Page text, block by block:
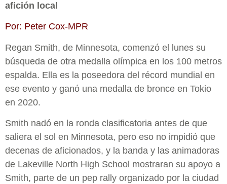
afición local
Por: Peter Cox-MPR
Regan Smith, de Minnesota, comenzó el lunes su
búsqueda de otra medalla olímpica en los 100 metros
espalda. Ella es la poseedora del récord mundial en
ese evento y ganó una medalla de bronce en Tokio
en 2020.
Smith nadó en la ronda clasificatoria antes de que
saliera el sol en Minnesota, pero eso no impidió que
decenas de aficionados, y la banda y las animadoras
de Lakeville North High School mostraran su apoyo a
Smith, parte de un pep rally organizado por la ciudad